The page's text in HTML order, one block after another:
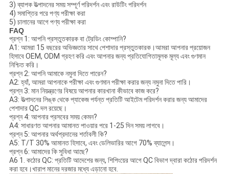
3) ব্যাপক উত্পাদনের সময় সম্পূর্ণ পরিদর্শন এবং রাউটিং পরিদর্শন
4) সমাপ্তির পরে পণ্য পরীক্ষা করা
5) চালানের আগে পণ্য পরীক্ষা করা
FAQ
প্রশ্ন 1: আপনি প্রস্তুতকারক বা ট্রেডিং কোম্পানি?
A1: আমরা 15 বছরের অভিজ্ঞতার সাথে পেশাদার প্রস্তুতকারক।আমরা আপনার প্রয়োজন
হিসাবে OEM, ODM গ্রহণ করি এবং আপনার জন্য প্রতিযোগিতামূলক মূল্য এবং গুণমান
নিশ্চিত করি।
প্রশ্ন 2: আপনি আমাকে নমুনা দিতে পারেন?
A2: হ্যাঁ, আমরা আপনাকে পরীক্ষা এবং গুণমান পরীক্ষা করার জন্য নমুনা দিতে পারি।
প্রশ্ন 3: মান নিয়ন্ত্রণের বিষয়ে আপনার কারখানা কীভাবে কাজ করে?
A3: উত্পাদনের লিঙ্ক থেকে প্যাকেজ পর্যন্ত প্রতিটি আইটেম পরিদর্শন করার জন্য আমাদের
পেশাদার QC দল রয়েছে।
প্রশ্ন 4: আপনার প্রসবের সময় কেমন?
A4: সাধারণত আপনার আমানত পাওয়ার পরে 1-25 দিন সময় লাগবে।
প্রশ্ন 5: আপনার অর্থপ্রদানের শর্তাবলী কি?
A5: T/T 30% আমানত হিসাবে, এবং ডেলিভারির আগে 70% ব্যালেন্স।
প্রশ্ন 6: আমাদের কি সুবিধা আছে?
A6 1. কঠোর QC: প্রতিটি আদেশের জন্য, শিপিংয়ের আগে QC বিভাগ দ্বারা কঠোর পরিদর্শন
করা হবে।খারাপ মানের দরজার মধ্যে এড়ানো হবে.